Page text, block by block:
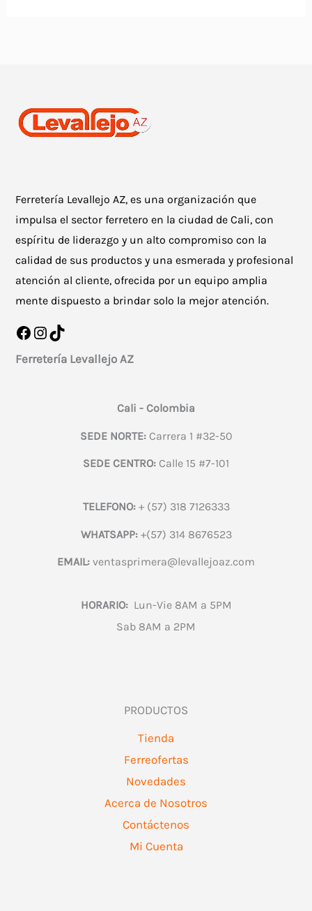
Ferretería Levallejo AZ, es una organización que
impulsa el sector ferretero en la ciudad de Cali, con
espíritu de liderazgo y un alto compromiso con la
calidad de sus productos y una esmerada y profesional
atención al cliente, ofrecida por un equipo amplia
mente dispuesto a brindar solo la mejor atención.
Facebook
Instagram
TikTok
Ferretería Levallejo AZ
Cali - Colombia
SEDE NORTE:Carrera 1 #32-50
SEDE CENTRO: Calle 15 #7-101
TELEFONO:+ (57) 318 7126333
WHATSAPP:+(57) 314 8676523
EMAIL: ventasprimera@levallejoaz.com
HORARIO:Lun-Vie 8AM a 5PM
Sab 8AM a 2PM
PRODUCTOS
Tienda
Ferreofertas
Novedades
Acerca de Nosotros
Contáctenos
Mi Cuenta